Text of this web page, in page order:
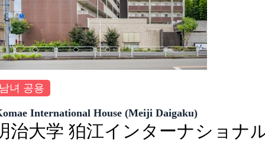
녀 공용
International House (Meiji Daigaku)
治大学 狛江インターナショナ